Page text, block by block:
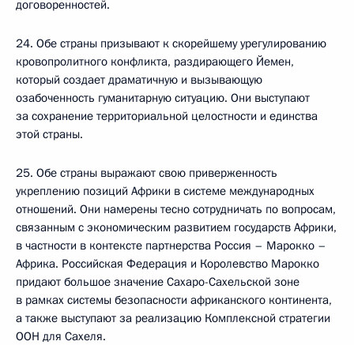
договоренностей.
24. Обе страны призывают к скорейшему урегулированию
кровопролитного конфликта, раздирающего Йемен,
который создает драматичную и вызывающую
озабоченность гуманитарную ситуацию. Они выступают
за сохранение территориальной целостности и единства
этой страны.
25. Обе страны выражают свою приверженность
укреплению позиций Африки в системе международных
отношений. Они намерены тесно сотрудничать по вопросам,
связанным с экономическим развитием государств Африки,
в частности в контексте партнерства Россия – Марокко –
Африка. Российская Федерация и Королевство Марокко
придают большое значение Сахаро-Сахельской зоне
в рамках системы безопасности африканского континента,
а также выступают за реализацию Комплексной стратегии
ООН для Сахеля.